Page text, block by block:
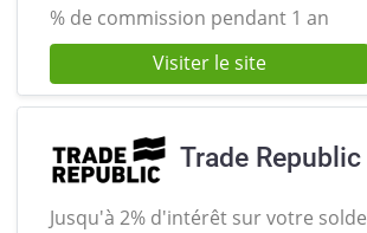
% de commission pendant 1 an
Visiter le site
Trade Republic
Jusqu'à 2% d'intérêt sur votre solde